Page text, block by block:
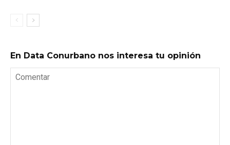
En Data Conurbano nos interesa tu opinión